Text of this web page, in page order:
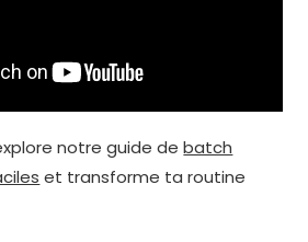
notre guide debatch
et transforme ta routine